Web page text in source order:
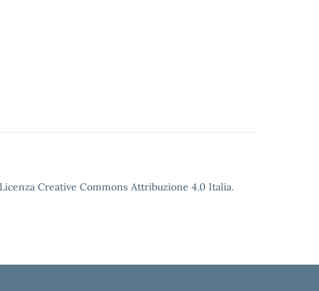
Creative Commons Attribuzione 4.0 Italia.